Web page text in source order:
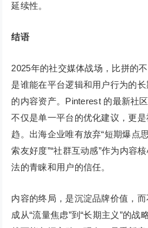
延续性。
结语
2025年的社交媒体战场，比拼的
是谁能在平台逻辑和用户行为的
的内容资产。Pinterest 的最新社
不仅是单一平台的优化建议，更
趋。出海企业唯有放弃“短期爆点
索友好度”“社群互动感”作为内容
法的青睐和用户的信任。
内容的终局，是沉淀品牌价值，
成从“流量焦虑”到“长期主义”的